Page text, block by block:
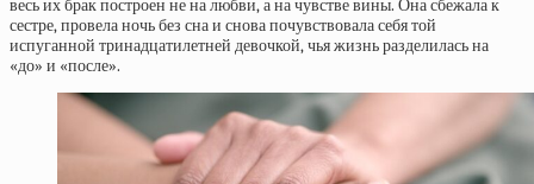
весь их брак построен не на любви, а на чувстве вины. Она сбежала к
сестре, провела ночь без сна и снова почувствовала себя той
испуганной тринадцатилетней девочкой, чья жизнь разделилась на
«до» и «после».